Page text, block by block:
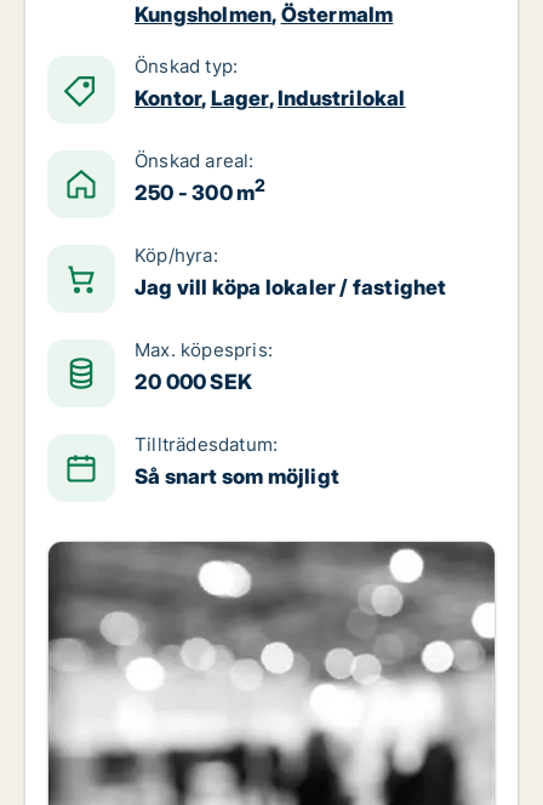
Kungsholmen, Östermalm
Önskad typ:
Kontor, Lager,Industrilokal
Önskad areal:
250 - 300 m2
Köp/hyra:
Jag vill köpa lokaler / fastighet
Max. köpespris:
20 000 SEK
Tillträdesdatum:
Så snart som möjligt